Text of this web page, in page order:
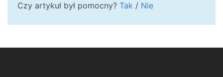
Czy artykuł był pomocny? Tak / Nie